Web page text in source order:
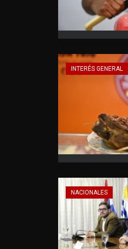
INTERÉS GENERAL
NACIONALES